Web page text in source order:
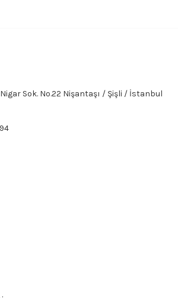
Sok. No.22 Nişantaşı / Şişli / İstanbul